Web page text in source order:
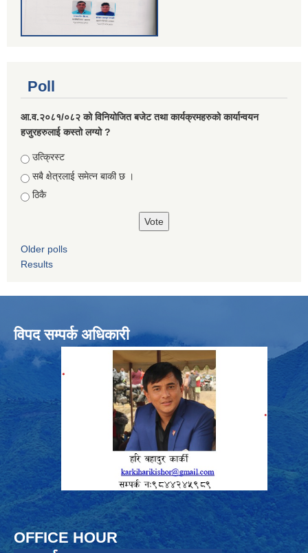
Poll
आ.व.२०८१/०८२ को विनियोजित बजेट तथा कार्यक्रमहरुको कार्यान्वयन
हजुरहरुलाई कस्तो लग्यो ?
Choices
उत्क्रिस्ट
सबै क्षेत्रलाई समेत्न बाकी छ ।
ठिकै
Older polls
Results
विपद सम्पर्क अधिकारी
OFFICE HOUR